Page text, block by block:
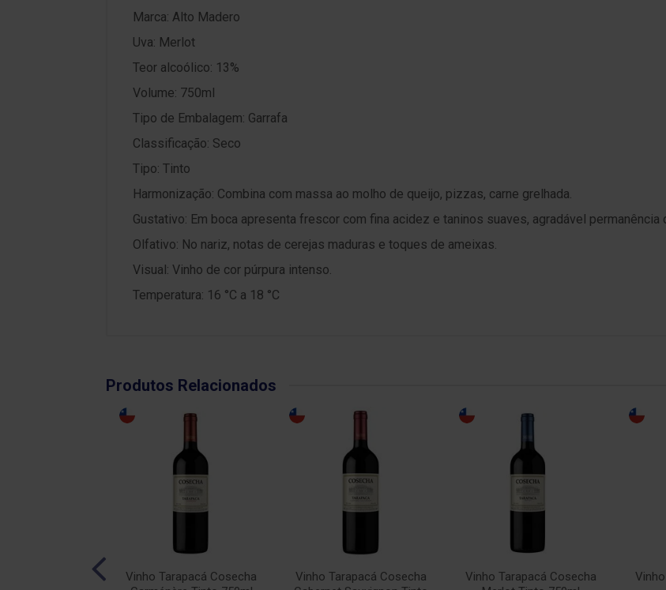
Marca: Alto Madero
Uva: Merlot
Teor alcoólico: 13%
Volume: 750ml
Tipo de Embalagem: Garrafa
Classificação: Seco
Tipo: Tinto
Harmonização: Combina com massa ao molho de queijo, pizzas, carne grelhada.
Gustativo: Em boca apresenta frescor com fina acidez e taninos suaves, agradável
Olfativo: No nariz, notas de cerejas maduras e toques de ameixas.
Visual: Vinho de cor púrpura intenso.
Temperatura: 16 °C a 18 °C
Produtos Relacionados
Vinho Tarapacá Cosecha
Vinho Tarapacá Cosecha
Vinho Tarapacá Cosecha